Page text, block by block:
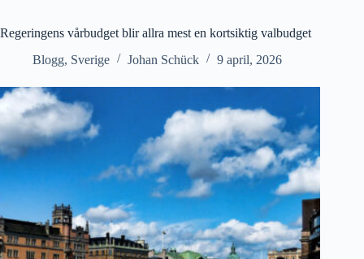
kan
upphäva
marknadsmekanismen
Regeringens vårbudget blir allra mest en kortsiktig valbudget
Blogg, Sverige Johan Schück 9 april, 2026